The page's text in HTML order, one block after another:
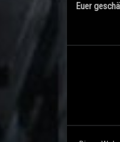
Euer